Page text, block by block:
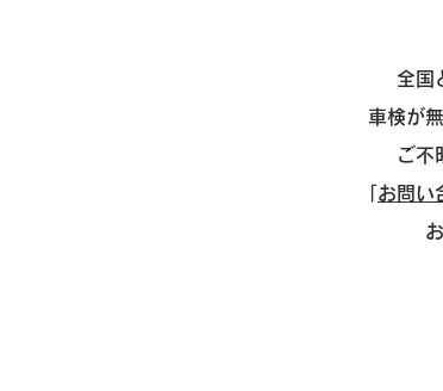
全国
車検が
ご不
お問い